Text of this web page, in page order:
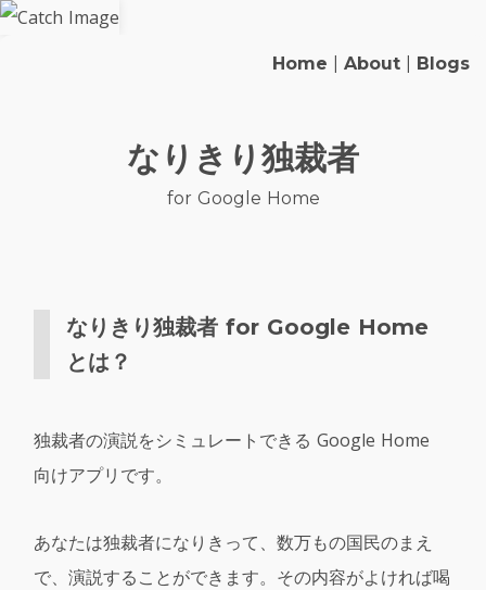
Home About Blogs
なりきり独裁者
for Google Home
なりきり独裁者 for Google Home
とは？
独裁者の演説をシミュレートできる Google Home
向けアプリです。
あなたは独裁者になりきって、数万もの国民のまえ
で、演説することができます。その内容がよければ喝